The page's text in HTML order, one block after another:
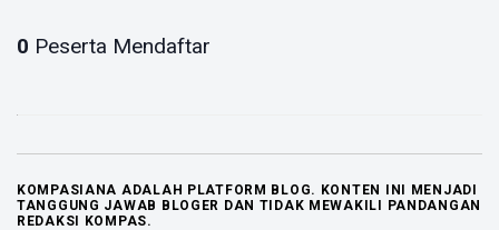
0 Peserta Mendaftar
KOMPASIANA ADALAH PLATFORM BLOG. KONTEN INI MENJADI
TANGGUNG JAWAB BLOGER DAN TIDAK MEWAKILI PANDANGAN
REDAKSI KOMPAS.